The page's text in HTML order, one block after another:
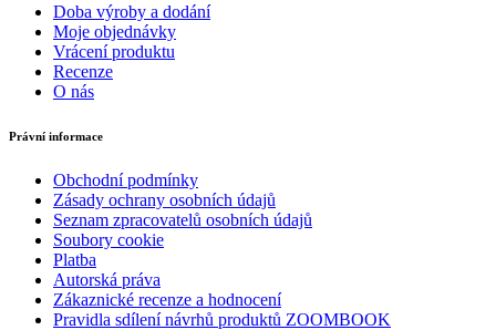
Doba výroby a dodání
Moje objednávky
Vrácení produktu
Recenze
O nás
Právní informace
Obchodní podmínky
Zásady ochrany osobních údajů
Seznam zpracovatelů osobních údajů
Soubory cookie
Platba
Autorská práva
Zákaznické recenze a hodnocení
Pravidla sdílení návrhů produktů ZOOMBOOK